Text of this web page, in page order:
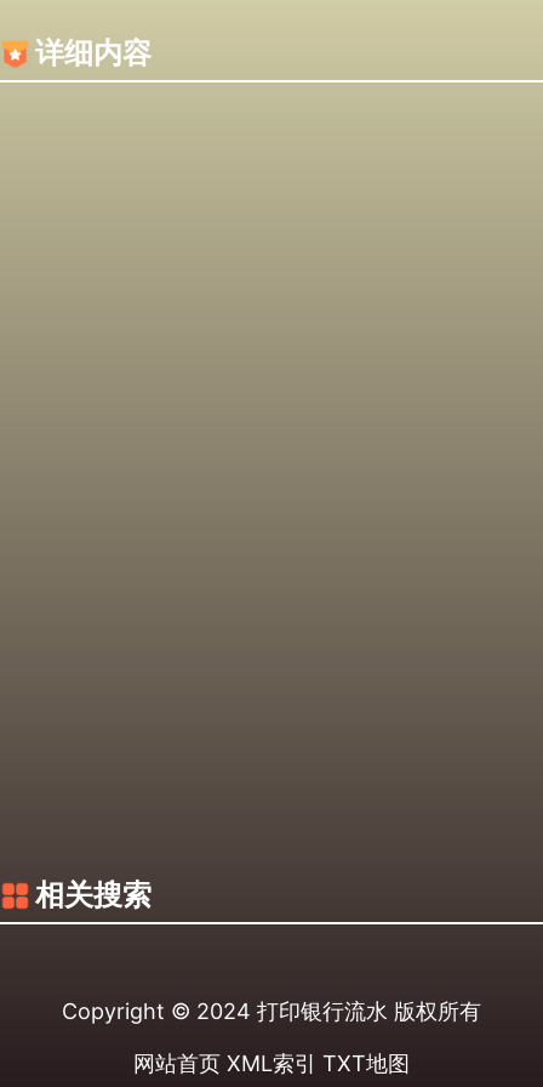
详细内容
相关搜索
Copyright © 2024 打印银行流水 版权所有
网站首页 XML索引 TXT地图